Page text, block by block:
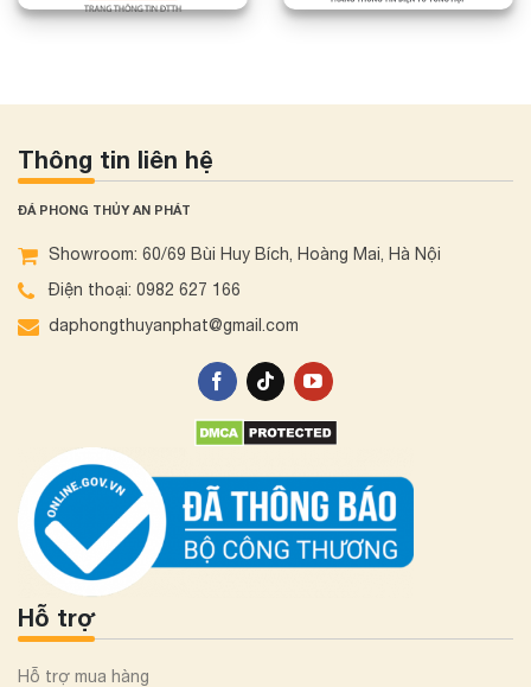
Thông tin liên hệ
ĐÁ PHONG THỦY AN PHÁT
Showroom: 60/69 Bùi Huy Bích, Hoàng Mai, Hà Nội
Điện thoại: 0982 627 166
daphongthuyanphat@gmail.com
Hỗ trợ
Hỗ trợ mua hàng